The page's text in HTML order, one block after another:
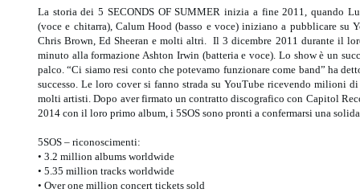
La storia dei 5 SECONDS OF SUMMER inizia a fine 2011, quando
(voce e chitarra), Calum Hood (basso e voce) iniziano a pubblicare su
Chris Brown, Ed Sheeran e molti altri. Il 3 dicembre 2011 durante il
minuto alla formazione Ashton Irwin (batteria e voce). Lo show è un
palco. “Ci siamo resi conto che potevamo funzionare come band” ha
successo. Le loro cover si fanno strada su YouTube ricevendo milioni
molti artisti. Dopo aver firmato un contratto discografico con Capitol
2014 con il loro primo album, i 5SOS sono pronti a confermarsi una
5SOS – riconoscimenti:
• 3.2 million albums worldwide
• 5.35 million tracks worldwide
• Over one million concert tickets sold